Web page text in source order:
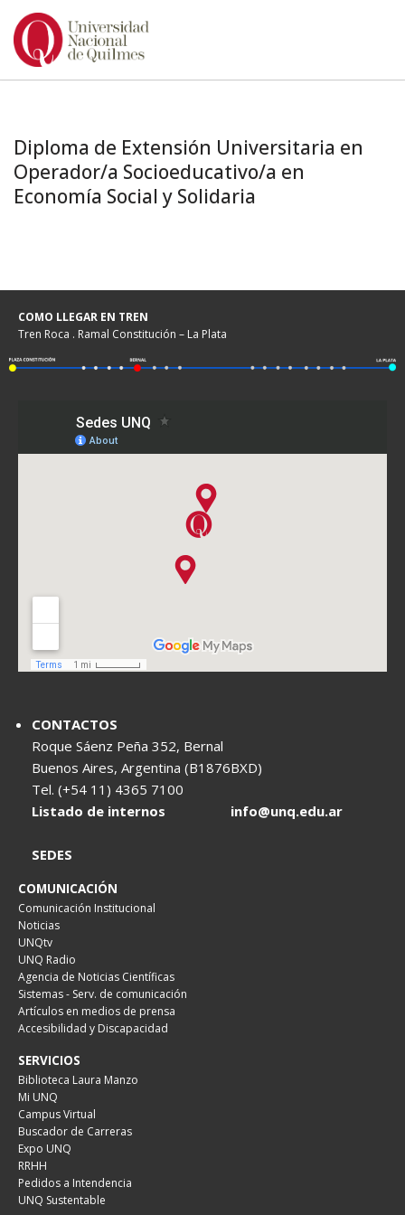
Ir
Diploma de Extensión Universitaria en
Operador/a Socioeducativo/a en
Economía Social y Solidaria
COMO LLEGAR EN TREN
Tren Roca . Ramal Constitución – La Plata
CONTACTOS
Roque Sáenz Peña 352, Bernal
Buenos Aires, Argentina (B1876BXD)
Tel. (+54 11) 4365 7100
Listado de internos
info@unq.edu.ar
SEDES
COMUNICACIÓN
Comunicación Institucional
Noticias
UNQtv
UNQ Radio
Agencia de Noticias Científicas
Sistemas - Serv. de comunicación
Artículos en medios de prensa
Accesibilidad y Discapacidad
SERVICIOS
Biblioteca Laura Manzo
Mi UNQ
Campus Virtual
Buscador de Carreras
Expo UNQ
RRHH
Pedidos a Intendencia
UNQ Sustentable